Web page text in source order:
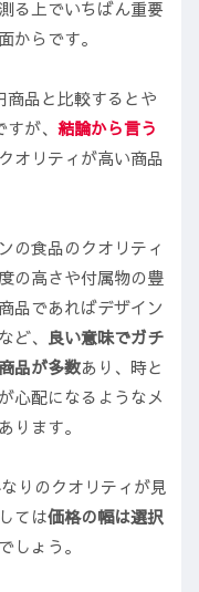
る上でいちばん重要
からです。
商品と比較するとや
が、 結論から言う
オリティが高い商品
の食品のクオリティ
の高さや付属物の豊
品であればデザイン
ど、 良い意味でガチ
品が多数あり、時と
心配になるようなメ
ります。
りのクオリティが見
ては価格の幅は選択
しょう。